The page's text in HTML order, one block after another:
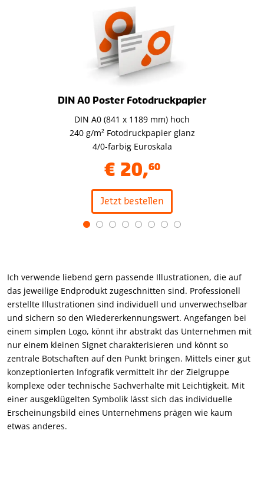
DIN A0 Poster Fotodruckpapier
DIN A0 (841 x 1189 mm) hoch
240 g/m² Fotodruckpapier glanz
4/0-farbig Euroskala
€ 20,60
Jetzt bestellen
8Ich verwende liebend gern passende Illustrationen, die auf
das jeweilige Endprodukt zugeschnitten sind. Professionell
erstellte Illustrationen sind individuell und unverwechselbar
und sichern so den Wiedererkennungswert. Angefangen bei
einem simplen Logo, könnt ihr abstrakt das Unternehmen mit
nur einem kleinen Signet charakterisieren und könnt so
zentrale Botschaften auf den Punkt bringen. Mittels einer gut
konzeptionierten Infografik vermittelt ihr der Zielgruppe
komplexe oder technische Sachverhalte mit Leichtigkeit. Mit
einer ausgeklügelten Symbolik lässt sich das individuelle
Erscheinungsbild eines Unternehmens prägen wie kaum
etwas anderes.